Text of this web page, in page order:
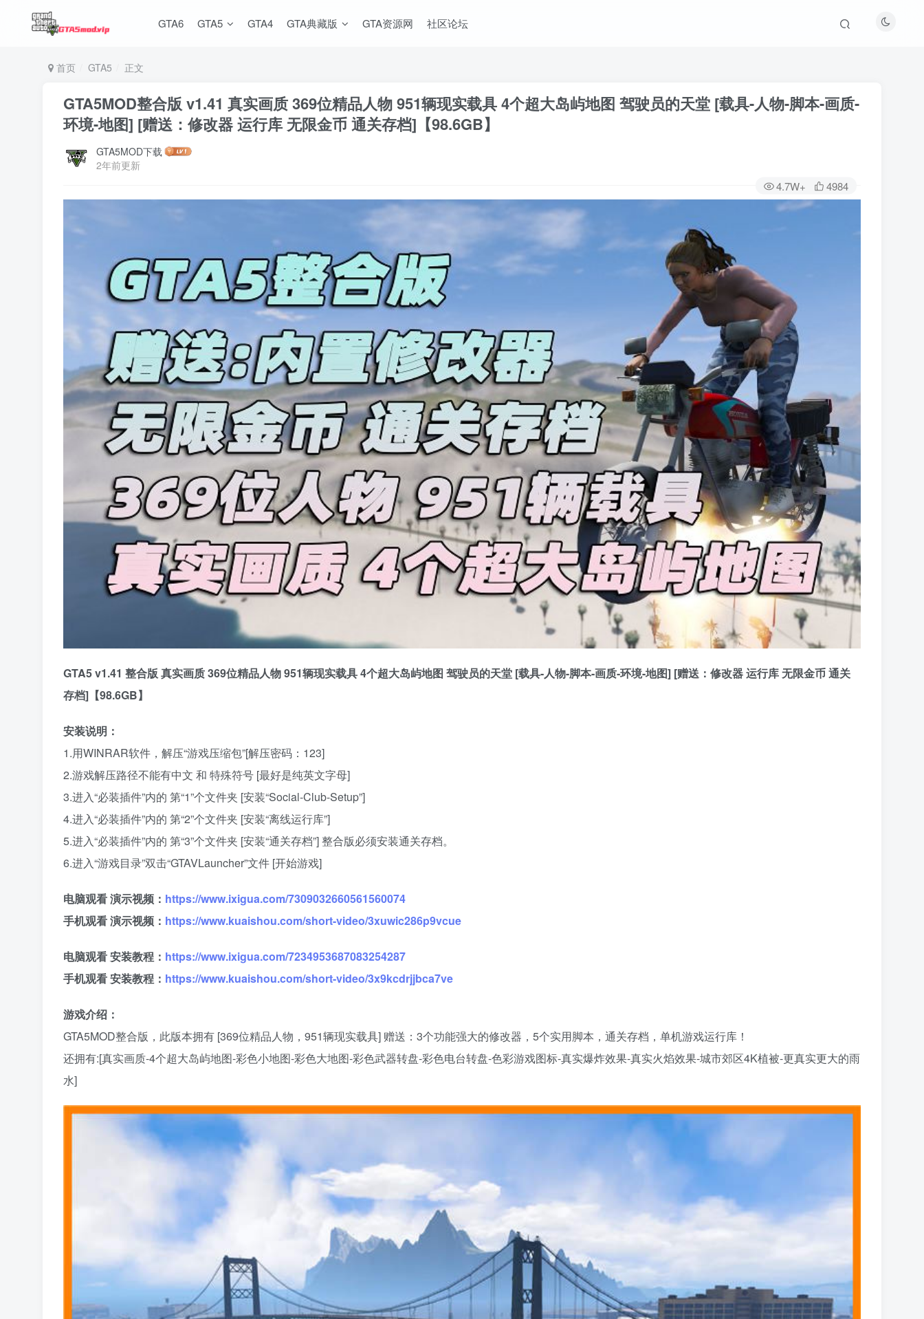
GTA6 GTA5 GTA4 GTA典藏版 GTA资源网 社区论坛
首页 GTA5 正文
GTA5MOD整合版 v1.41 真实画质 369位精品人物 951辆现实载具 4个超大岛屿地图 驾驶员的天堂 [载具-人物-脚本-画质-
环境-地图] [赠送：修改器 运行库 无限金币 通关存档]【98.6GB】
GTA5MOD下载
2年前更新
4.7W+ 4984
GTA5 v1.41 整合版 真实画质 369位精品人物 951辆现实载具 4个超大岛屿地图 驾驶员的天堂 [载具-人物-脚本-画质-环境-地图] [赠送：修改器 运行库 无限金币 通关
存档]【98.6GB】
安装说明：
1.用WINRAR软件，解压“游戏压缩包”[解压密码：123]
2.游戏解压路径不能有中文 和 特殊符号 [最好是纯英文字母]
3.进入“必装插件”内的 第“1”个文件夹 [安装“Social-Club-Setup”]
4.进入“必装插件”内的 第“2”个文件夹 [安装“离线运行库”]
5.进入“必装插件”内的 第“3”个文件夹 [安装“通关存档”] 整合版必须安装通关存档。
6.进入“游戏目录”双击“GTAVLauncher”文件 [开始游戏]
电脑观看 演示视频： https://www.ixigua.com/7309032660561560074
手机观看 演示视频： https://www.kuaishou.com/short-video/3xuwic286p9vcue
电脑观看 安装教程： https://www.ixigua.com/7234953687083254287
手机观看 安装教程： https://www.kuaishou.com/short-video/3x9kcdrjjbca7ve
游戏介绍：
GTA5MOD整合版，此版本拥有 [369位精品人物，951辆现实载具] 赠送：3个功能强大的修改器，5个实用脚本，通关存档，单机游戏运行库！
还拥有:[真实画质-4个超大岛屿地图-彩色小地图-彩色大地图-彩色武器转盘-彩色电台转盘-色彩游戏图标-真实爆炸效果-真实火焰效果-城市郊区4K植被-更真实更大的雨
水]